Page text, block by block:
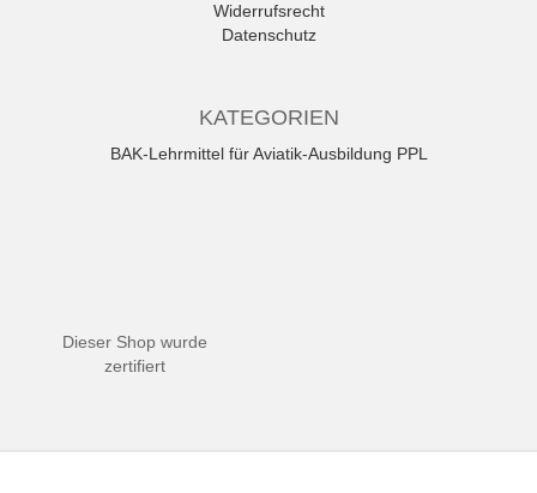
Widerrufsrecht
Datenschutz
KATEGORIEN
BAK-Lehrmittel für Aviatik-Ausbildung PPL
Dieser Shop wurde
zertifiert